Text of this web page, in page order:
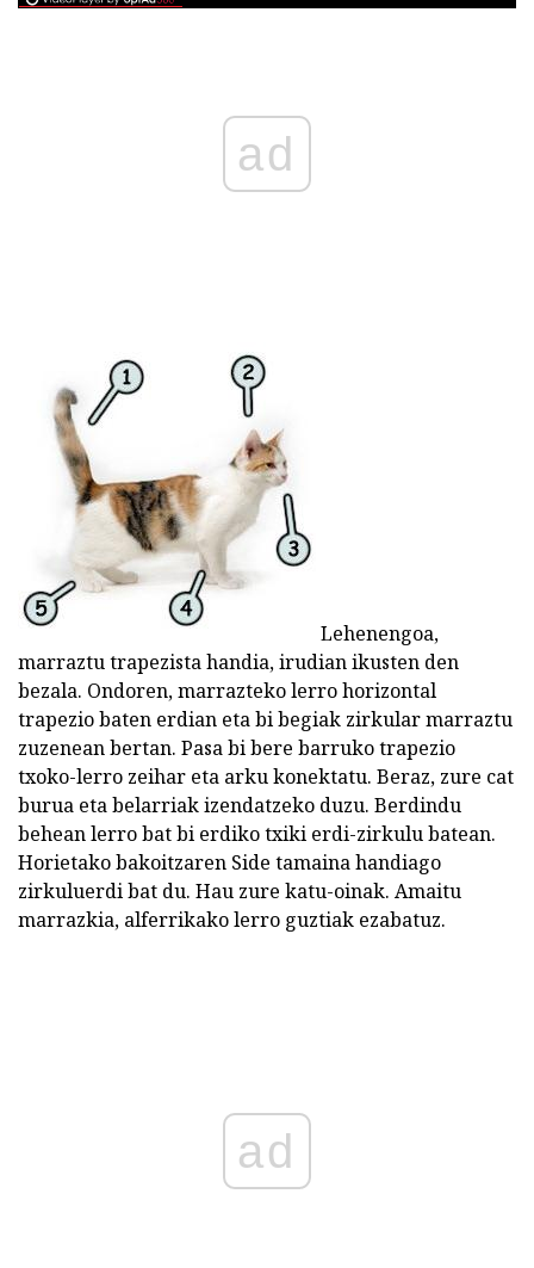
ad
Lehenengoa,
marraztu trapezista handia, irudian ikusten den
bezala. Ondoren, marrazteko lerro horizontal
trapezio baten erdian eta bi begiak zirkular marraztu
zuzenean bertan. Pasa bi bere barruko trapezio
txoko-lerro zeihar eta arku konektatu. Beraz, zure cat
burua eta belarriak izendatzeko duzu. Berdindu
behean lerro bat bi erdiko txiki erdi-zirkulu batean.
Horietako bakoitzaren Side tamaina handiago
zirkuluerdi bat du. Hau zure katu-oinak. Amaitu
marrazkia, alferrikako lerro guztiak ezabatuz.
ad